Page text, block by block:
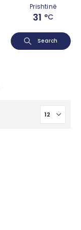
Prishtinë
31 °C
Search